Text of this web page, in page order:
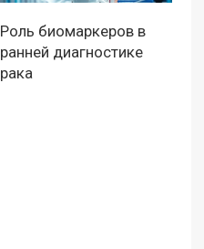
Роль биомаркеров в
ранней диагностике
рака